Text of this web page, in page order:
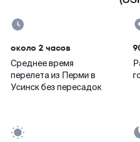
около 2 часов
Среднее время
перелета из Перми в
Усинск без пересадок